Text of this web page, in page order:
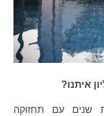
איתנו?
שנים עם תחזוקה